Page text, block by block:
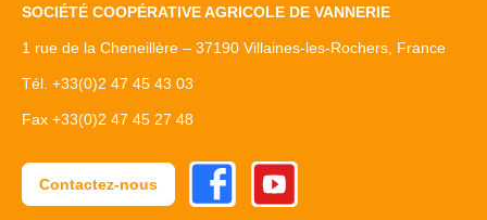
SOCIÉTÉ COOPÉRATIVE AGRICOLE DE VANNERIE
1 rue de la Cheneillère – 37190 Villaines-les-Rochers, France
Tél. +33(0)2 47 45 43 03
Fax +33(0)2 47 45 27 48
Contactez-nous
FacebookYoutube